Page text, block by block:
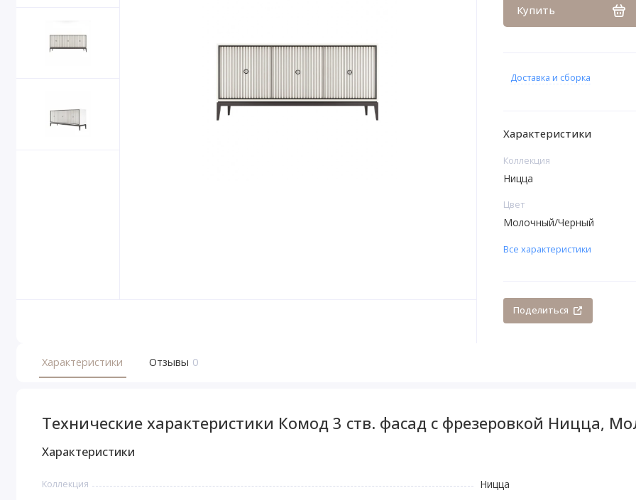
Купить
Доставка и сборка
Характеристики
Коллекция
Ницца
Цвет
Молочный/Черный
Все характеристики
Поделиться
Характеристики Отзывы 0
Технические характеристики Комод 3 ств. фасад с фрезеровкой Ницца,
Характеристики
Коллекция Ницца